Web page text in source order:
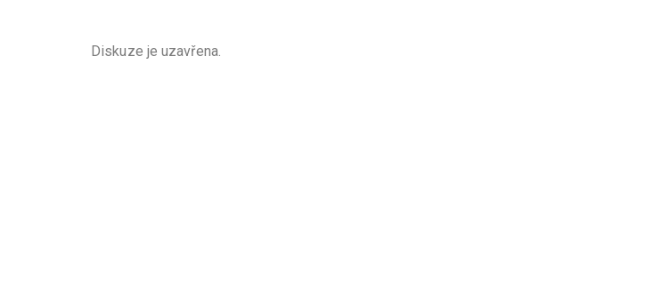
Diskuze je uzavřena.